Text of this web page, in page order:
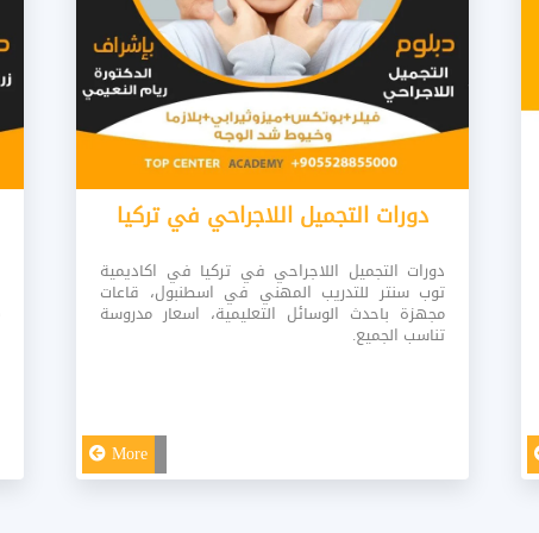
دورة تعلم زراعة الاسنان_في تركيا
دورة زراعة الاسنان في تركيا اسطنبول تحت اشراف
خبراء في مجال زراعة الاسنان، تحت اشراف اطباء
مختصين في مجال زراعة الاسنان، ضمن قاعات مجهزة
باحدث الوسائل التعليمية.
More